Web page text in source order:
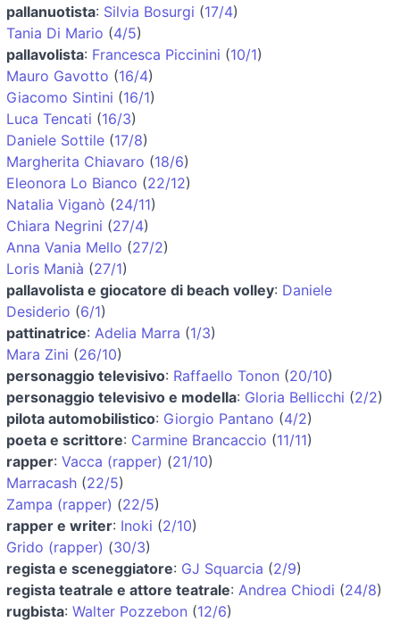
pallanuotista: Silvia Bosurgi (17/4)
Tania Di Mario (4/5)
pallavolista: Francesca Piccinini (10/1)
Mauro Gavotto (16/4)
Giacomo Sintini (16/1)
Luca Tencati (16/3)
Daniele Sottile (17/8)
Margherita Chiavaro (18/6)
Eleonora Lo Bianco (22/12)
Natalia Viganò (24/11)
Chiara Negrini (27/4)
Anna Vania Mello (27/2)
Loris Manià (27/1)
pallavolista e giocatore di beach volley: Daniele
Desiderio (6/1)
pattinatrice: Adelia Marra (1/3)
Mara Zini (26/10)
personaggio televisivo: Raffaello Tonon (20/10)
personaggio televisivo e modella: Gloria Bellicchi (2/2)
pilota automobilistico: Giorgio Pantano (4/2)
poeta e scrittore: Carmine Brancaccio (11/11)
rapper: Vacca (rapper) (21/10)
Marracash (22/5)
Zampa (rapper) (22/5)
rapper e writer: Inoki (2/10)
Grido (rapper) (30/3)
regista e sceneggiatore: GJ Squarcia (2/9)
regista teatrale e attore teatrale: Andrea Chiodi (24/8)
rugbista: Walter Pozzebon (12/6)